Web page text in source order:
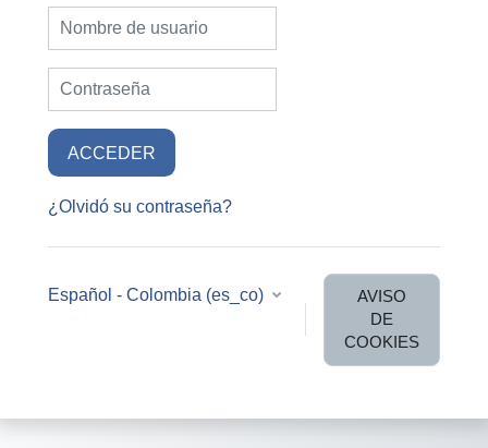
Nombre de usuario
Contraseña
ACCEDER
¿Olvidó su contraseña?
Español - Colombia ‎(es_co)‎
AVISO
DE
COOKIES